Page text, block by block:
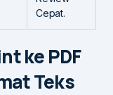
Cepat.
ke PDF
Teks